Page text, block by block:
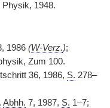
Physik, 1948.
1986 (W-Verz.);
Zum 100.
36, 1986, S. 278–
Abhh. 7, 1987, S. 1–7;